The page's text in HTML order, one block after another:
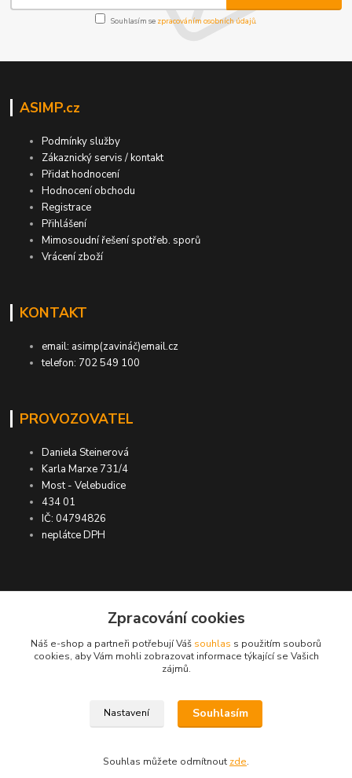
Souhlasím se zpracováním osobních údajů.
ASIMP.cz
Podmínky služby
Zákaznický servis / kontakt
Přidat hodnocení
Hodnocení obchodu
Registrace
Přihlášení
Mimosoudní řešení spotřeb. sporů
Vrácení zboží
KONTAKT
email: asimp(zavináč)email.cz
telefon: 702 549 100
PROVOZOVATEL
Daniela Steinerová
Karla Marxe 731/4
Most - Velebudice
434 01
IČ: 04794826
neplátce DPH
ASIMP.cz
DOPRAVA ZDARMA po ČR a SR ●
KONTROLA doručení zboží ● GARANCE
VRÁCENÍ ZBOŽÍ do 30 dní
© ASIMP.cz
Zpracování cookies
Náš e-shop a partneři potřebují Váš souhlas s použitím souborů
cookies, aby Vám mohli zobrazovat informace týkající se Vašich
zájmů.
Nastavení Souhlasím
Souhlas můžete odmítnout zde.